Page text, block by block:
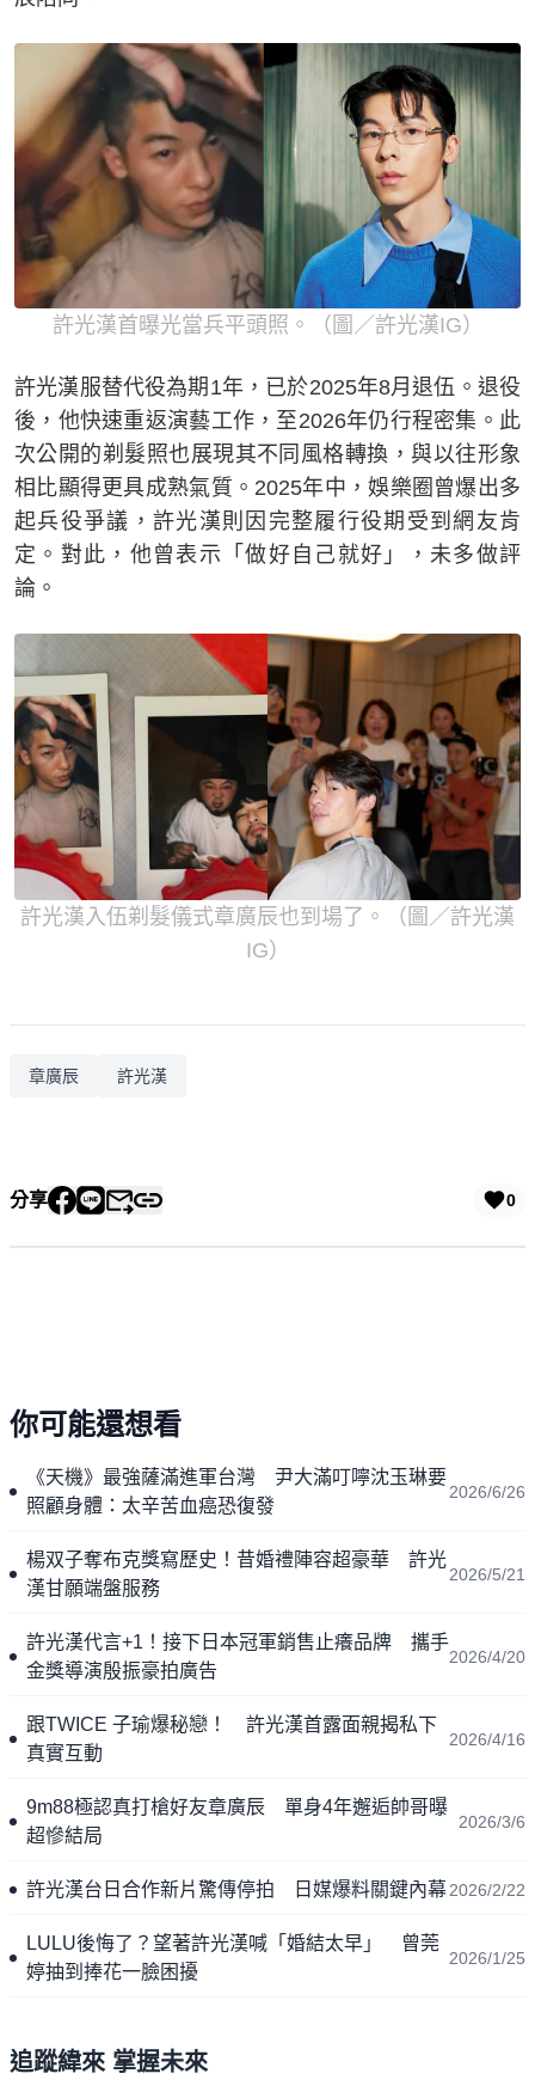
許光漢首曝光當兵平頭照。（圖／許光漢IG）
許光漢服替代役為期1年，已於2025年8月退伍。退役
後，他快速重返演藝工作，至2026年仍行程密集。此
次公開的剃髮照也展現其不同風格轉換，與以往形象
相比顯得更具成熟氣質。2025年中，娛樂圈曾爆出多
起兵役爭議，許光漢則因完整履行役期受到網友肯
定。對此，他曾表示「做好自己就好」，未多做評
論。
許光漢入伍剃髮儀式章廣辰也到場了。（圖／許光漢
IG）
章廣辰 許光漢
分享 0
你可能還想看
《天機》最強薩滿進軍台灣 尹大滿叮嚀沈玉琳要
照顧身體：太辛苦血癌恐復發
2026/6/26
楊双子奪布克獎寫歷史！昔婚禮陣容超豪華 許光
漢甘願端盤服務
2026/5/21
許光漢代言+1！接下日本冠軍銷售止癢品牌 攜手
金獎導演殷振豪拍廣告
2026/4/20
跟TWICE 子瑜爆秘戀！ 許光漢首露面親揭私下
真實互動
2026/4/16
9m88極認真打槍好友章廣辰 單身4年邂逅帥哥曝
超慘結局
2026/3/6
許光漢台日合作新片驚傳停拍 日媒爆料關鍵內幕2026/2/22
LULU後悔了？望著許光漢喊「婚結太早」 曾莞
婷抽到捧花一臉困擾
2026/1/25
追蹤緯來 掌握未來